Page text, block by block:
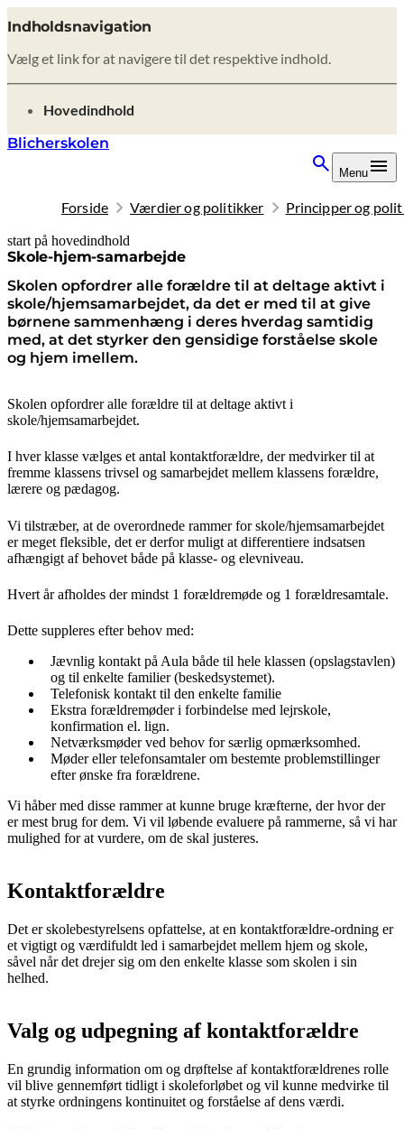
Indholdsnavigation
Vælg et link for at navigere til det respektive indhold.
gå til
Hovedindhold
Blicherskolen
Menu
Forside Værdier og politikker Principper og
start på hovedindhold
Skole-hjem-samarbejde
Skolen opfordrer alle forældre til at deltage aktivt i
skole/hjemsamarbejdet, da det er med til at give
børnene sammenhæng i deres hverdag samtidig
med, at det styrker den gensidige forståelse skole
og hjem imellem.
senest opdateret 4. august 2026
Skolen opfordrer alle forældre til at deltage aktivt i
skole/hjemsamarbejdet.
I hver klasse vælges et antal kontaktforældre, der medvirker til at
fremme klassens trivsel og samarbejdet mellem klassens forældre,
lærere og pædagog.
Vi tilstræber, at de overordnede rammer for skole/hjemsamarbejdet
er meget fleksible, det er derfor muligt at differentiere indsatsen
afhængigt af behovet både på klasse- og elevniveau.
Hvert år afholdes der mindst 1 forældremøde og 1 forældresamtale.
Dette suppleres efter behov med:
Jævnlig kontakt på Aula både til hele klassen (opslagstavlen)
og til enkelte familier (beskedsystemet).
Telefonisk kontakt til den enkelte familie
Ekstra forældremøder i forbindelse med lejrskole,
konfirmation el. lign.
Netværksmøder ved behov for særlig opmærksomhed.
Møder eller telefonsamtaler om bestemte problemstillinger
efter ønske fra forældrene.
Vi håber med disse rammer at kunne bruge kræfterne, der hvor der
er mest brug for dem. Vi vil løbende evaluere på rammerne, så vi har
mulighed for at vurdere, om de skal justeres.
Kontaktforældre
Det er skolebestyrelsens opfattelse, at en kontaktforældre-ordning er
et vigtigt og værdifuldt led i samarbejdet mellem hjem og skole,
såvel når det drejer sig om den enkelte klasse som skolen i sin
helhed.
Valg og udpegning af kontaktforældre
En grundig information om og drøftelse af kontaktforældrenes rolle
vil blive gennemført tidligt i skoleforløbet og vil kunne medvirke til
at styrke ordningens kontinuitet og forståelse af dens værdi.